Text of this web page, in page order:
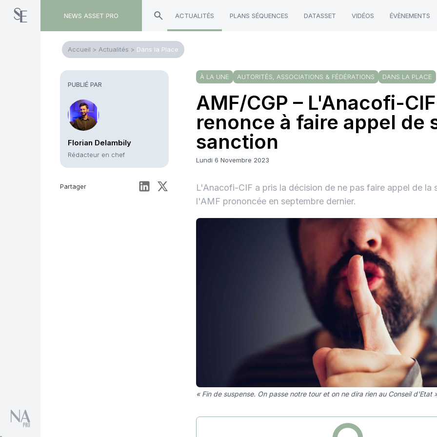
NEWS ASSET PRO ACTUALITÉS PLANS SÉQUENCES DATASSET VIDÉOS ÉVÈNEMENTS
Accueil > Actualités > Dans la Place
PUBLIÉ PAR
Florian Delambily
Rédacteur en chef
Partager
À LA UNE AUTORITÉS, ASSOCIATIONS & FÉDÉRATIONS DANS LA PLACE
AMF/CGP – L'Anacofi-CIF
renonce à faire appel de
sanction
Lundi 6 Novembre 2023
L'Anacofi-CIF a pris la décision de ne pas faire appel de la
l'AMF prononcée en septembre dernier.
« Fin de suspense. On passe notre tour et on ne dira rien au Conseil d'Etat